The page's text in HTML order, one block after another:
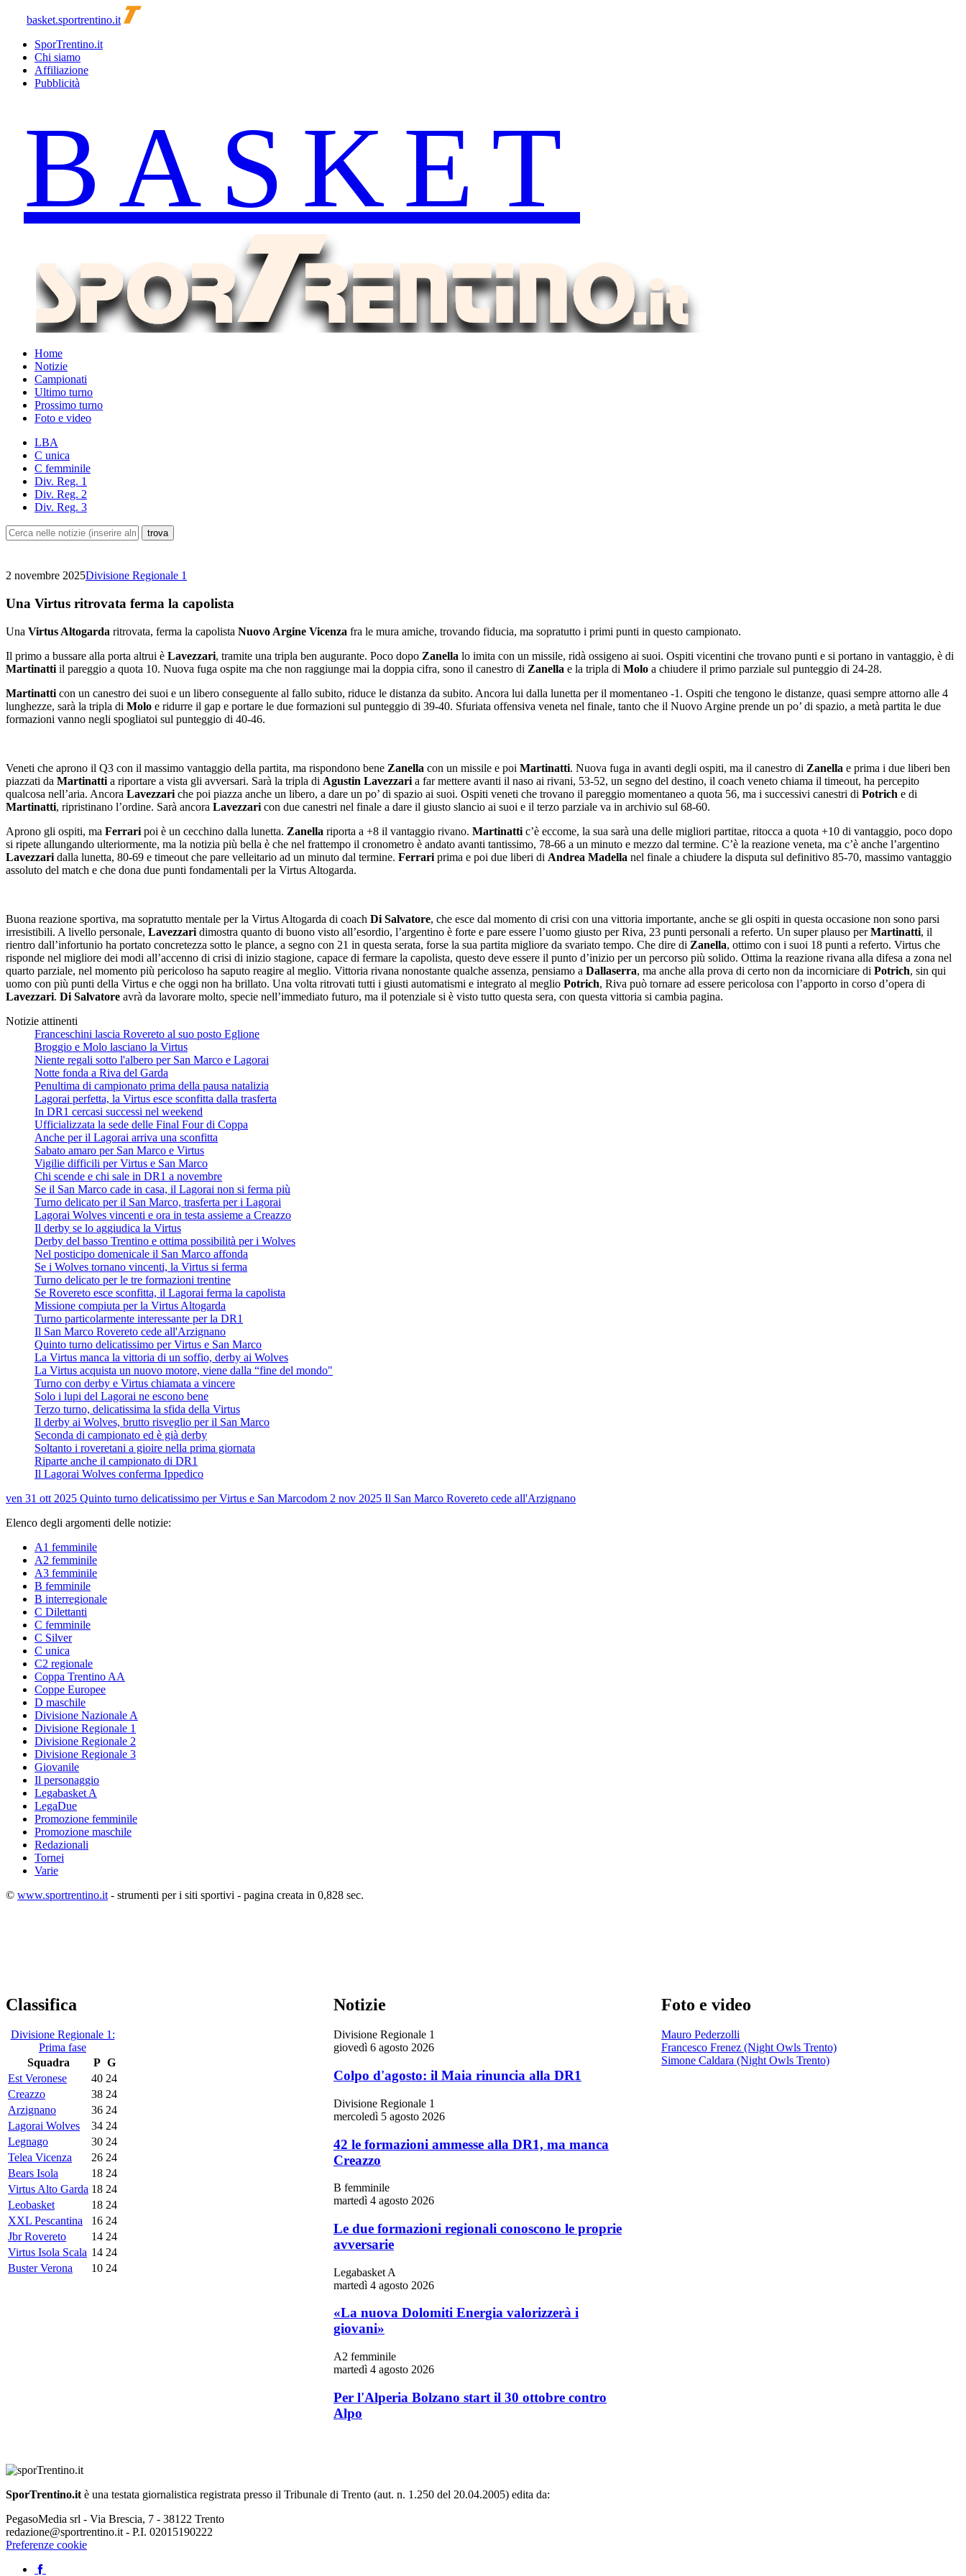
basket.sportrentino.it
SporTrentino.it
Chi siamo
Affiliazione
Pubblicità
Home
Notizie
Campionati
Ultimo turno
Prossimo turno
Foto e video
LBA
C unica
C femminile
Div. Reg. 1
Div. Reg. 2
Div. Reg. 3
2 novembre 2025Divisione Regionale 1
Una Virtus ritrovata ferma la capolista
Una Virtus Altogarda ritrovata, ferma la capolista Nuovo Argine Vicenza fra le mura amiche, trovando fiducia, ma sopratutto i primi punti in questo campionato.
Il primo a bussare alla porta altrui è Lavezzari, tramite una tripla ben augurante. Poco dopo Zanella lo imita con un missile, ridà ossigeno ai suoi. Ospiti vicentini che trovano punti e si portano in vantaggio, è di
Martinatti il pareggio a quota 10. Nuova fuga ospite ma che non raggiunge mai la doppia cifra, sono il canestro di Zanella e la tripla di Molo a chiudere il primo parziale sul punteggio di 24-28.
Martinatti con un canestro dei suoi e un libero conseguente al fallo subito, riduce le distanza da subito. Ancora lui dalla lunetta per il momentaneo -1. Ospiti che tengono le distanze, quasi sempre attorno alle 4
lunghezze, sarà la tripla di Molo e ridurre il gap e portare le due formazioni sul punteggio di 39-40. Sfuriata offensiva veneta nel finale, tanto che il Nuovo Argine prende un po’ di spazio, a metà partita le due
formazioni vanno negli spogliatoi sul punteggio di 40-46.
Veneti che aprono il Q3 con il massimo vantaggio della partita, ma rispondono bene Zanella con un missile e poi Martinatti. Nuova fuga in avanti degli ospiti, ma il canestro di Zanella e prima i due liberi ben
piazzati da Martinatti a riportare a vista gli avversari. Sarà la tripla di Agustin Lavezzari a far mettere avanti il naso ai rivani, 53-52, un segno del destino, il coach veneto chiama il timeout, ha percepito
qualcosa nell’aria. Ancora Lavezzari che poi piazza anche un libero, a dare un po’ di spazio ai suoi. Ospiti veneti che trovano il pareggio momentaneo a quota 56, ma i successivi canestri di Potrich e di
Martinatti, ripristinano l’ordine. Sarà ancora Lavezzari con due canestri nel finale a dare il giusto slancio ai suoi e il terzo parziale va in archivio sul 68-60.
Aprono gli ospiti, ma Ferrari poi è un cecchino dalla lunetta. Zanella riporta a +8 il vantaggio rivano. Martinatti c’è eccome, la sua sarà una delle migliori partitae, ritocca a quota +10 di vantaggio, poco dopo
si ripete allungando ulteriormente, ma la notizia più bella è che nel frattempo il cronometro è andato avanti tantissimo, 78-66 a un minuto e mezzo dal termine. C’è la reazione veneta, ma c’è anche l’argentino
Lavezzari dalla lunetta, 80-69 e timeout che pare velleitario ad un minuto dal termine. Ferrari prima e poi due liberi di Andrea Madella nel finale a chiudere la disputa sul definitivo 85-70, massimo vantaggio
assoluto del match e che dona due punti fondamentali per la Virtus Altogarda.
Buona reazione sportiva, ma sopratutto mentale per la Virtus Altogarda di coach Di Salvatore, che esce dal momento di crisi con una vittoria importante, anche se gli ospiti in questa occasione non sono parsi
irresistibili. A livello personale, Lavezzari dimostra quanto di buono visto all’esordio, l’argentino è forte e pare essere l’uomo giusto per Riva, 23 punti personali a referto. Un super plauso perMartinatti, il
rientro dall’infortunio ha portato concretezza sotto le plance, a segno con 21 in questa serata, forse la sua partita migliore da svariato tempo. Che dire di Zanella, ottimo con i suoi 18 punti a referto. Virtus che
risponde nel migliore dei modi all’accenno di crisi di inizio stagione, capace di fermare la capolista, questo deve essere il punto d’inizio per un percorso più solido. Ottima la reazione rivana alla difesa a zona nel
quarto parziale, nel momento più pericoloso ha saputo reagire al meglio. Vittoria rivana nonostante qualche assenza, pensiamo a Dallaserra, ma anche alla prova di certo non da incorniciare di Potrich, sin qui
uomo con più punti della Virtus e che oggi non ha brillato. Una volta ritrovati tutti i giusti automatismi e integrato al meglio Potrich, Riva può tornare ad essere pericolosa con l’apporto in corso d’opera di
Lavezzari. Di Salvatore avrà da lavorare molto, specie nell’immediato futuro, ma il potenziale si è visto tutto questa sera, con questa vittoria si cambia pagina.
Notizie attinenti
Franceschini lascia Rovereto al suo posto Eglione
Broggio e Molo lasciano la Virtus
Niente regali sotto l'albero per San Marco e Lagorai
Notte fonda a Riva del Garda
Penultima di campionato prima della pausa natalizia
Lagorai perfetta, la Virtus esce sconfitta dalla trasferta
In DR1 cercasi successi nel weekend
Ufficializzata la sede delle Final Four di Coppa
Anche per il Lagorai arriva una sconfitta
Sabato amaro per San Marco e Virtus
Vigilie difficili per Virtus e San Marco
Chi scende e chi sale in DR1 a novembre
Se il San Marco cade in casa, il Lagorai non si ferma più
Turno delicato per il San Marco, trasferta per i Lagorai
Lagorai Wolves vincenti e ora in testa assieme a Creazzo
Il derby se lo aggiudica la Virtus
Derby del basso Trentino e ottima possibilità per i Wolves
Nel posticipo domenicale il San Marco affonda
Se i Wolves tornano vincenti, la Virtus si ferma
Turno delicato per le tre formazioni trentine
Se Rovereto esce sconfitta, il Lagorai ferma la capolista
Missione compiuta per la Virtus Altogarda
Turno particolarmente interessante per la DR1
Il San Marco Rovereto cede all'Arzignano
Quinto turno delicatissimo per Virtus e San Marco
La Virtus manca la vittoria di un soffio, derby ai Wolves
La Virtus acquista un nuovo motore, viene dalla “fine del mondo"
Turno con derby e Virtus chiamata a vincere
Solo i lupi del Lagorai ne escono bene
Terzo turno, delicatissima la sfida della Virtus
Il derby ai Wolves, brutto risveglio per il San Marco
Seconda di campionato ed è già derby
Soltanto i roveretani a gioire nella prima giornata
Riparte anche il campionato di DR1
Il Lagorai Wolves conferma Ippedico
ven 31 ott 2025 Quinto turno delicatissimo per Virtus e San Marcodom 2 nov 2025 Il San Marco Rovereto cede all'Arzignano
Elenco degli argomenti delle notizie:
A1 femminile
A2 femminile
A3 femminile
B femminile
B interregionale
C Dilettanti
C femminile
C Silver
C unica
C2 regionale
Coppa Trentino AA
Coppe Europee
D maschile
Divisione Nazionale A
Divisione Regionale 1
Divisione Regionale 2
Divisione Regionale 3
Giovanile
Il personaggio
Legabasket A
LegaDue
Promozione femminile
Promozione maschile
Redazionali
Tornei
Varie
© www.sportrentino.it - strumenti per i siti sportivi - pagina creata in 0,828 sec.
Classifica
Divisione Regionale 1:
Prima fase
Squadra
P G
Est Veronese
40 24
Creazzo
38 24
Arzignano
36 24
Lagorai Wolves
34 24
Legnago
30 24
Telea Vicenza
26 24
Bears Isola
18 24
Virtus Alto Garda 18 24
Leobasket
18 24
XXL Pescantina
16 24
Jbr Rovereto
14 24
Virtus Isola Scala 14 24
Buster Verona
10 24
Notizie
Divisione Regionale 1
giovedì 6 agosto 2026
Colpo d'agosto: il Maia rinuncia alla DR1
Divisione Regionale 1
mercoledì 5 agosto 2026
42 le formazioni ammesse alla DR1, ma manca
Creazzo
B femminile
martedì 4 agosto 2026
Le due formazioni regionali conoscono le proprie
avversarie
Legabasket A
martedì 4 agosto 2026
«La nuova Dolomiti Energia valorizzerà i
giovani»
A2 femminile
martedì 4 agosto 2026
Per l'Alperia Bolzano start il 30 ottobre contro
Alpo
Foto e video
Mauro Pederzolli
Francesco Frenez (Night Owls Trento)
Simone Caldara (Night Owls Trento)
SporTrentino.it è una testata giornalistica registrata presso il Tribunale di Trento (aut. n. 1.250 del 20.04.2005) edita da:
PegasoMedia srl - Via Brescia, 7 - 38122 Trento
redazione@sportrentino.it - P.I. 02015190222
Preferenze cookie